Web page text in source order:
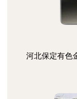
河北保定有色